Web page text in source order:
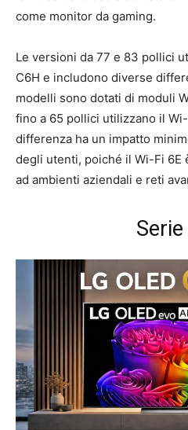
come monitor da gaming.
Le versioni da 77 e 83 pollici
C6H e includono diverse
modelli sono dotati di moduli
fino a 65 pollici utilizzano il
differenza ha un impatto
degli utenti, poiché il Wi-Fi 6E
ad ambienti aziendali e reti
Serie